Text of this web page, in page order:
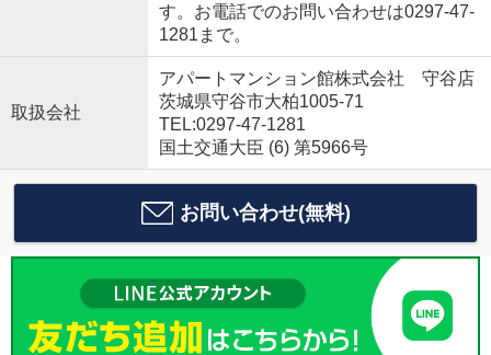
す。お電話でのお問い合わせは0297-47-
1281まで。
取扱会社
アパートマンション館株式会社 守谷店
茨城県守谷市大柏1005-71
TEL:0297-47-1281
国土交通大臣 (6) 第5966号
お問い合わせ(無料)